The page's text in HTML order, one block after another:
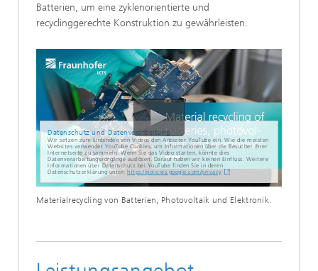
Batterien, um eine zyklenorientierte und
recyclinggerechte Konstruktion zu gewährleisten.
Datenschutz und Datenverarbeitung
Wir setzen zum Einbinden von Videos den Anbieter YouTube ein. Wie die meisten
Websites verwendet YouTube Cookies, um Informationen über die Besucher ihrer
Internetseite zu sammeln. Wenn Sie das Video starten, könnte dies
Datenverarbeitungsvorgänge auslösen. Darauf haben wir keinen Einfluss. Weitere
Informationen über Datenschutz bei YouTube finden Sie in deren
Datenschutzerklärung unter: https://policies.google.com/privacy
Materialrecycling von Batterien, Photovoltaik und Elektronik.